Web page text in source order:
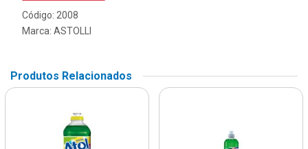
Código: 2008
Marca: ASTOLLI
Produtos Relacionados